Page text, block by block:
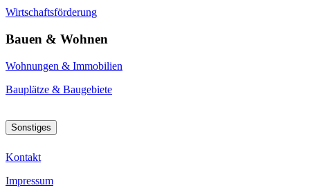
Wirtschaftsförderung
Bauen & Wohnen
Wohnungen & Immobilien
Bauplätze & Baugebiete
Sonstiges
Kontakt
Impressum